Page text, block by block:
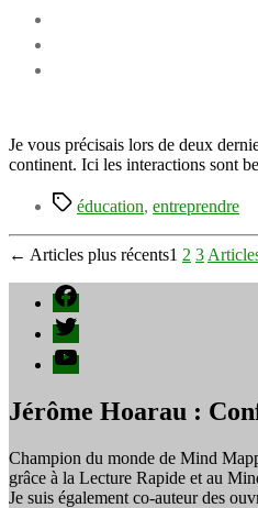
Je vous précisais lors de deux
continent. Ici les interactions sont
Étiquettes
éducation, entreprendre
Pagination
des
publications
← Articles plus récents1 2 3
Facebook
Twitter
YouTube
Jérôme Hoarau :
Champion du monde de Mind
grâce à la Lecture Rapide et au
Je suis également co-auteur des